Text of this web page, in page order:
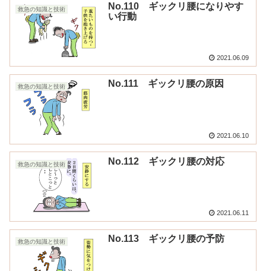
救急の知識と技術
No.110 ギックリ腰になりやす
い行動
2021.06.09
救急の知識と技術 No.111 ギックリ腰の原因
2021.06.10
救急の知識と技術 No.112 ギックリ腰の対応
2021.06.11
救急の知識と技術 No.113 ギックリ腰の予防